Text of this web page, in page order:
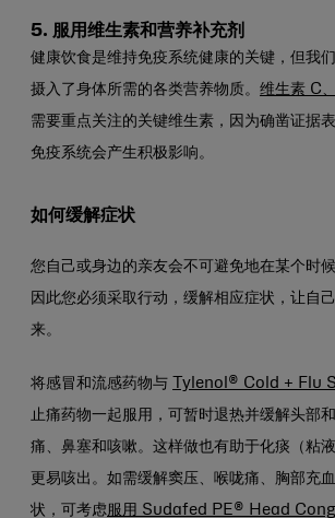
5. 服用维生素和营养补充剂
健康饮食是维持免疫系统健康的关键，但我
摄入了身体所需的各类营养物质。 维生素 C
需要重点关注的关键维生素，因为确凿证据
免疫系统会产生积极影响。
如何缓解症状
您自己或身边的亲友会不可避免地在某个时
因此您必须采取行动，缓解相应症状，让自
来。
将感冒和流感药物与 Tylenol® Cold + Flu
止痛药物一起服用，可暂时退热并缓解头部
痛、鼻塞和咳嗽。这样做也有助于化痰（粘
更易咳出。如需缓解窦压、喉咙痛、胸部充
状，可考虑服用 Sudafed PE® Head